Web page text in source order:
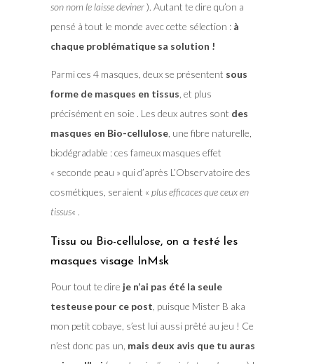
son nom le laisse deviner). Autant te dire qu’on a
pensé à tout le monde avec cette sélection : à
chaque problématique sa solution !
Parmi ces 4 masques, deux se présentent sous
forme de masques en tissus , et plus
précisément en soie . Les deux autres sont des
masques en Bio-cellulose, une fibre naturelle,
biodégradable : ces fameux masques effet
« seconde peau » qui d’après L’Observatoire des
cosmétiques, seraient « plus efficaces que ceux en
tissus« .
Tissu ou Bio-cellulose, on a testé les
masques visage InMsk
Pour tout te dire je n’ai pas été la seule
testeuse pour ce post , puisque Mister B aka
mon petit cobaye, s’est lui aussi prêté au jeu ! Ce
n’est donc pas un, mais deux avis que tu auras